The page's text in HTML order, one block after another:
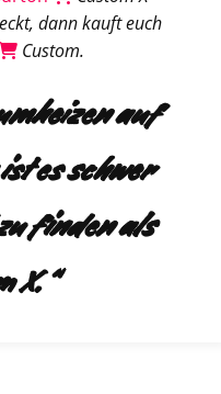
dann kauft euch
Custom.
auf
es schwer
finden als
X.“